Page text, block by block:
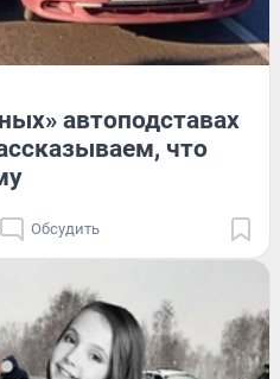
автоподставах
что
Обсудить